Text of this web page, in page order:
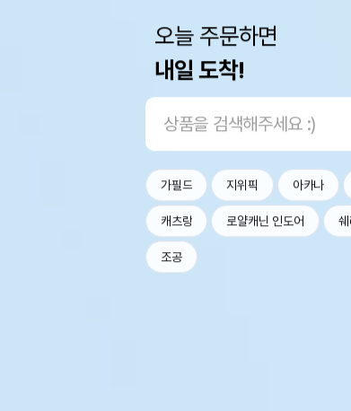
오늘 주문하면
내일 도착!
가필드 지위픽 아카나
캐츠랑 로얄캐닌 인도어 쉐
조공